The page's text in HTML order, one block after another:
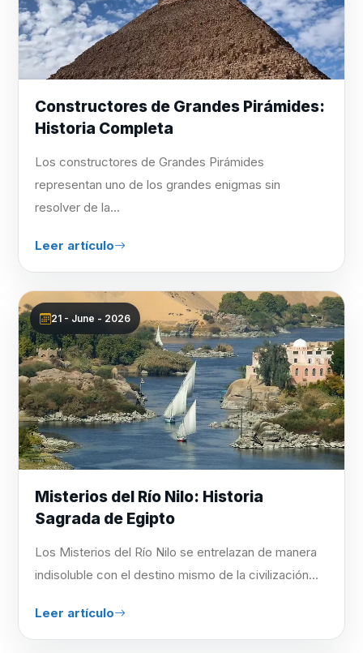
Constructores de Grandes Pirámides:
Historia Completa
Los constructores de Grandes Pirámides
representan uno de los grandes enigmas sin
resolver de la...
Leer artículo
21 - June - 2026
Misterios del Río Nilo: Historia
Sagrada de Egipto
Los Misterios del Río Nilo se entrelazan de manera
indisoluble con el destino mismo de la civilización...
Leer artículo